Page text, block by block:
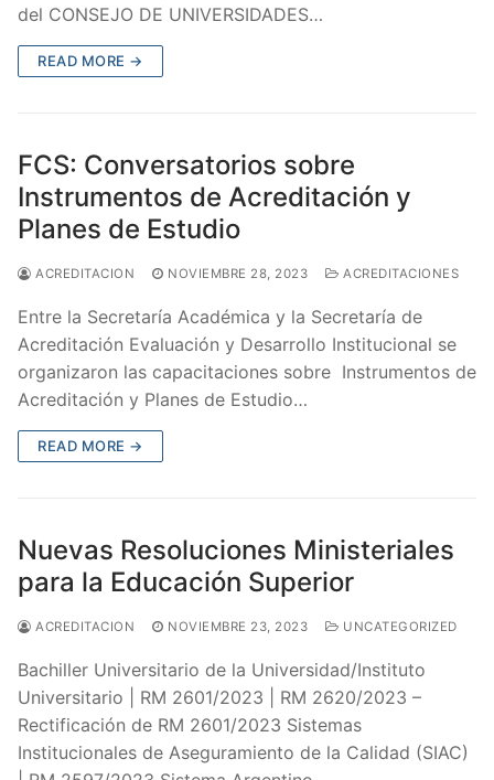
del CONSEJO DE UNIVERSIDADES…
READ MORE →
FCS: Conversatorios sobre
Instrumentos de Acreditación y
Planes de Estudio
ACREDITACION NOVIEMBRE 28, 2023 ACREDITACIONES
Entre la Secretaría Académica y la Secretaría de
Acreditación Evaluación y Desarrollo Institucional se
organizaron las capacitaciones sobre Instrumentos de
Acreditación y Planes de Estudio…
READ MORE →
Nuevas Resoluciones Ministeriales
para la Educación Superior
ACREDITACION NOVIEMBRE 23, 2023 UNCATEGORIZED
Bachiller Universitario de la Universidad/Instituto
Universitario | RM 2601/2023 | RM 2620/2023 –
Rectificación de RM 2601/2023 Sistemas
Institucionales de Aseguramiento de la Calidad (SIAC)